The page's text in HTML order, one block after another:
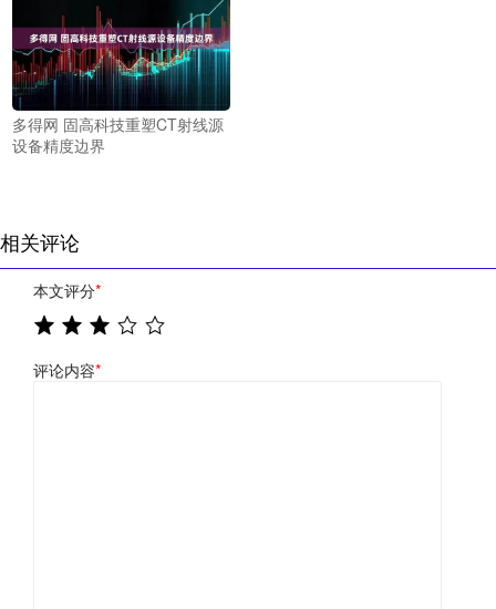
多得网 固高科技重塑CT射线源
设备精度边界
相关评论
本文评分*
评论内容*